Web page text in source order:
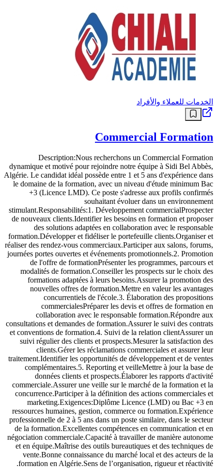
الخدمات للعملاء والأفراد
Commercial Formation
Description:Nous recherchons un Commercial Formation
dynamique et motivé pour rejoindre notre équipe à Sidi Bel Abbès,
Algérie. Le candidat idéal possède entre 1 et 5 ans d'expérience dans
le domaine de la formation, avec un niveau d'étude minimum Bac
+3 (Licence LMD). Ce poste s'adresse aux profils confirmés
souhaitant évoluer dans un environnement
stimulant.Responsabilités:1. Développement commercialProspecter
de nouveaux clients.Identifier les besoins en formation et proposer
des solutions adaptées en collaboration avec le responsable
formation.Développer et fidéliser le portefeuille clients.Organiser et
réaliser des rendez-vous commerciaux.Participer aux salons, forums,
journées portes ouvertes et événements promotionnels.2. Promotion
de l'offre de formationPrésenter les programmes, parcours et
modalités de formation.Conseiller les prospects sur le choix des
formations adaptées à leurs besoins.Assurer la promotion des
nouvelles offres de formation.Mettre en valeur les avantages
concurrentiels de l'école.3. Élaboration des propositions
commercialesPréparer les devis et offres de formation en
collaboration avec le responsable formation.Répondre aux
consultations et demandes de formation.Assurer le suivi des contrats
et conventions de formation.4. Suivi de la relation clientAssurer un
suivi régulier des clients et prospects.Mesurer la satisfaction des
clients.Gérer les réclamations commerciales et assurer leur
traitement.Identifier les opportunités de développement et de ventes
complémentaires.5. Reporting et veilleMettre à jour la base de
données clients et prospects.Élaborer les rapports d'activité
commerciale.Assurer une veille sur le marché de la formation et la
concurrence.Participer à la définition des actions commerciales et
marketing.Exigences:Diplôme Licence (LMD) ou Bac +3 en
ressources humaines, gestion, commerce ou formation.Expérience
professionnelle de 2 à 5 ans dans un poste similaire, dans le secteur
de la formation.Excellentes compétences en communication et en
négociation commerciale.Capacité à travailler de manière autonome
et en équipe.Maîtrise des outils bureautiques et des techniques de
vente.Bonne connaissance du marché local et des acteurs de la
formation en Algérie.Sens de l’organisation, rigueur et réactivité.